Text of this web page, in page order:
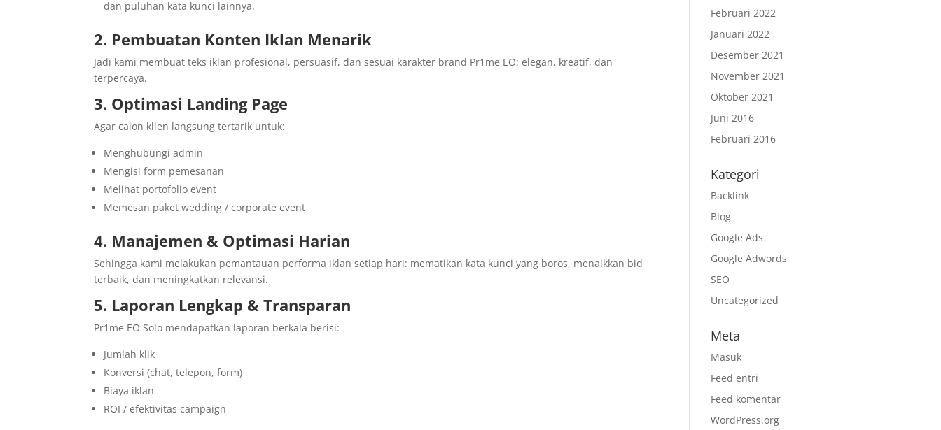
dan puluhan kata kunci lainnya.
2. Pembuatan Konten Iklan Menarik
Jadi kami membuat teks iklan profesional, persuasif, dan sesuai karakter brand Pr1me EO: elegan, kreatif, dan
terpercaya.
3. Optimasi Landing Page
Agar calon klien langsung tertarik untuk:
Menghubungi admin
Mengisi form pemesanan
Melihat portofolio event
Memesan paket wedding / corporate event
4. Manajemen & Optimasi Harian
Sehingga kami melakukan pemantauan performa iklan setiap hari: mematikan kata kunci yang boros, menaikkan bid
terbaik, dan meningkatkan relevansi.
5. Laporan Lengkap & Transparan
Pr1me EO Solo mendapatkan laporan berkala berisi:
Jumlah klik
Konversi (chat, telepon, form)
Biaya iklan
ROI / efektivitas campaign
Februari 2022
Januari 2022
Desember 2021
November 2021
Oktober 2021
Juni 2016
Februari 2016
Kategori
Backlink
Blog
Google Ads
Google Adwords
SEO
Uncategorized
Meta
Masuk
Feed entri
Feed komentar
WordPress.org